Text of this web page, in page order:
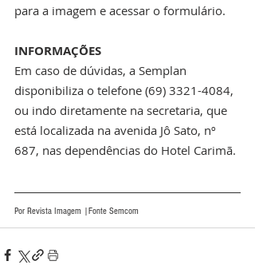
para a imagem e acessar o formulário.
INFORMAÇÕES
Em caso de dúvidas, a Semplan
disponibiliza o telefone (69) 3321-4084,
ou indo diretamente na secretaria, que
está localizada na avenida Jô Sato, nº
687, nas dependências do Hotel Carimã.
Por Revista Imagem |Fonte Semcom